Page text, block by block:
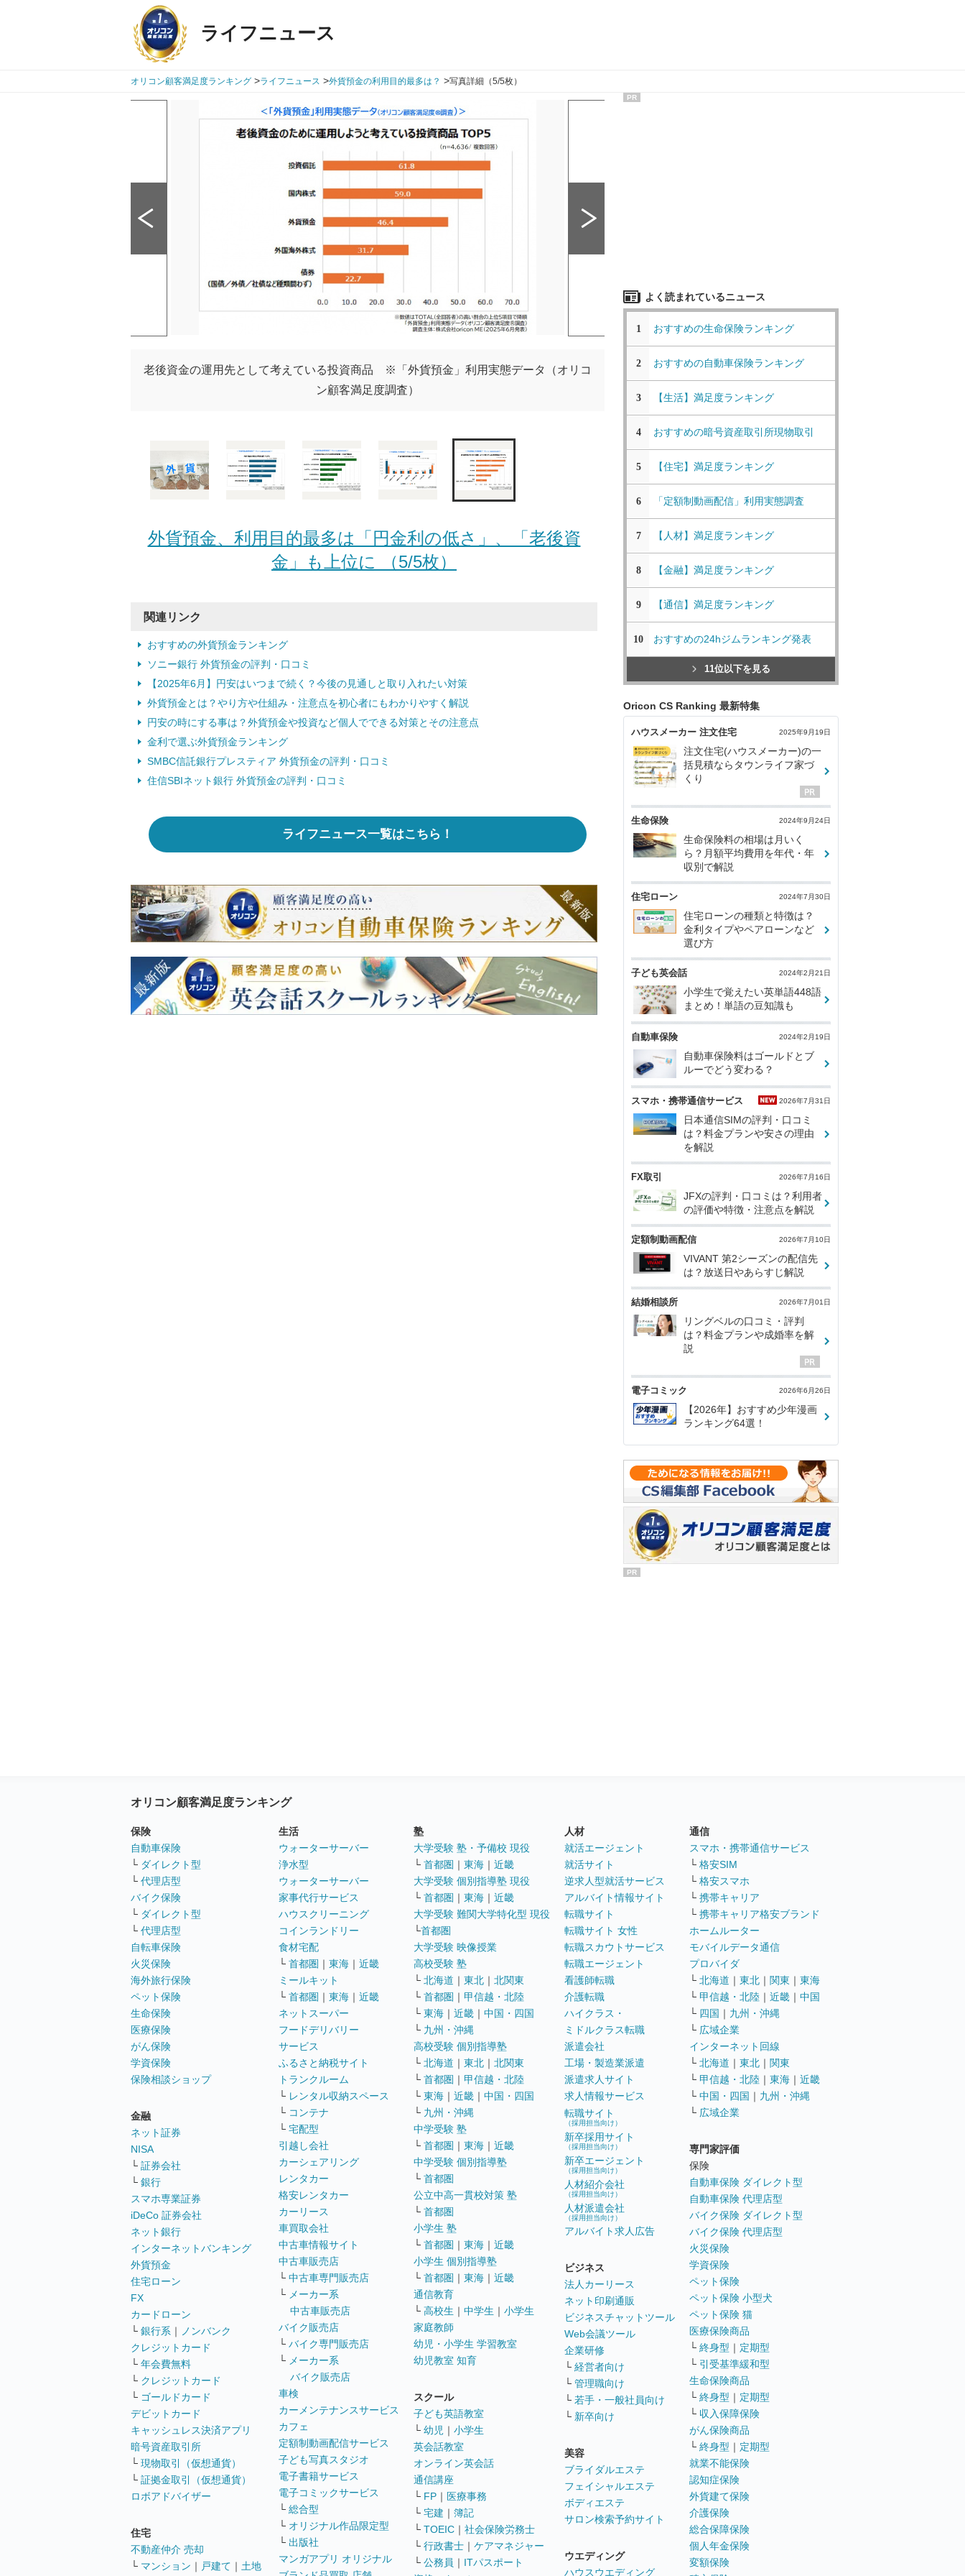
ライフニュース
オリコン顧客満足度ランキング >ライフニュース >外貨預金の利用目的最多は？ >写真詳細（5/5枚）
老後資金の運用先として考えている投資商品 ※「外貨預金」利用実態データ（オリコ
ン顧客満足度調査）
外貨預金、利用目的最多は「円金利の低さ」、「老後資
金」も上位に （5/5枚）
関連リンク
おすすめの外貨預金ランキング
ソニー銀行 外貨預金の評判・口コミ
【2025年6月】円安はいつまで続く？今後の見通しと取り入れたい対策
外貨預金とは？やり方や仕組み・注意点を初心者にもわかりやすく解説
円安の時にする事は？外貨預金や投資など個人でできる対策とその注意点
金利で選ぶ外貨預金ランキング
SMBC信託銀行プレスティア 外貨預金の評判・口コミ
住信SBIネット銀行 外貨預金の評判・口コミ
ライフニュース一覧はこちら！
PR
よく読まれているニュース
1 おすすめの生命保険ランキング
2 おすすめの自動車保険ランキング
3 【生活】満足度ランキング
4 おすすめの暗号資産取引所現物取引
5 【住宅】満足度ランキング
6 「定額制動画配信」利用実態調査
7 【人材】満足度ランキング
8 【金融】満足度ランキング
9 【通信】満足度ランキング
10 おすすめの24hジムランキング発表
11位以下を見る
Oricon CS Ranking 最新特集
ハウスメーカー 注文住宅 2025年9月19日
注文住宅(ハウスメーカー)の一
括見積ならタウンライフ家づ
くり
生命保険 2024年9月24日
生命保険料の相場は月いく
ら？月額平均費用を年代・年
収別で解説
住宅ローン 2024年7月30日
住宅ローンの種類と特徴は？
金利タイプやペアローンなど
選び方
子ども英会話 2024年2月21日
小学生で覚えたい英単語448語
まとめ！単語の豆知識も
自動車保険 2024年2月19日
自動車保険料はゴールドとブ
ルーでどう変わる？
スマホ・携帯通信サービス 2026年7月31日
日本通信SIMの評判・口コミ
は？料金プランや安さの理由
を解説
FX取引 2026年7月16日
JFXの評判・口コミは？利用者
の評価や特徴・注意点を解説
定額制動画配信 2026年7月10日
VIVANT 第2シーズンの配信先
は？放送日やあらすじ解説
結婚相談所 2026年7月01日
リングベルの口コミ・評判
は？料金プランや成婚率を解
説
電子コミック 2026年6月26日
【2026年】おすすめ少年漫画
ランキング64選！
PR
オリコン顧客満足度ランキング
保険
自動車保険
└ ダイレクト型
└ 代理店型
バイク保険
└ ダイレクト型
└ 代理店型
自転車保険
火災保険
海外旅行保険
ペット保険
生命保険
医療保険
がん保険
学資保険
保険相談ショップ
金融
ネット証券
NISA
└ 証券会社
└ 銀行
スマホ専業証券
iDeCo 証券会社
ネット銀行
インターネットバンキング
外貨預金
住宅ローン
FX
カードローン
└ 銀行系 ｜
ノンバンク
クレジットカード
└ 年会費無料
└ クレジットカード
└ ゴールドカード
デビットカード
キャッシュレス決済アプリ
暗号資産取引所
└ 現物取引（仮想通貨）
└ 証拠金取引（仮想通貨）
ロボアドバイザー
住宅
不動産仲介 売却
└ マンション ｜ 戸建て ｜ 土地
生活
ウォーターサーバー
浄水型
ウォーターサーバー
家事代行サービス
ハウスクリーニング
コインランドリー
食材宅配
└ 首都圏 ｜ 東海 ｜ 近畿
ミールキット
└ 首都圏 ｜ 東海 ｜ 近畿
ネットスーパー
フードデリバリー
サービス
ふるさと納税サイト
トランクルーム
└ レンタル収納スペース
└ コンテナ
└ 宅配型
引越し会社
カーシェアリング
レンタカー
格安レンタカー
カーリース
車買取会社
中古車情報サイト
中古車販売店
└ 中古車専門販売店
└ メーカー系
中古車販売店
バイク販売店
└ バイク専門販売店
└ メーカー系
バイク販売店
車検
カーメンテナンスサービス
カフェ
定額制動画配信サービス
子ども写真スタジオ
電子書籍サービス
電子コミックサービス
└ 総合型
└ オリジナル作品限定型
└ 出版社
マンガアプリ オリジナル
塾
大学受験 塾・予備校 現役
└ 首都圏 ｜ 東海 ｜ 近畿
大学受験 個別指導塾 現役
└ 首都圏 ｜ 東海 ｜ 近畿
大学受験 難関大学特化型 現役
└首都圏
大学受験 映像授業
高校受験 塾
└ 北海道 ｜ 東北 ｜ 北関東
└ 首都圏 ｜ 甲信越・北陸
└ 東海 ｜ 近畿 ｜ 中国・四国
└ 九州・沖縄
高校受験 個別指導塾
└ 北海道 ｜ 東北 ｜ 北関東
└ 首都圏 ｜ 甲信越・北陸
└ 東海 ｜ 近畿 ｜ 中国・四国
└ 九州・沖縄
中学受験 塾
└ 首都圏 ｜ 東海 ｜ 近畿
中学受験 個別指導塾
└ 首都圏
公立中高一貫校対策 塾
└ 首都圏
小学生 塾
└ 首都圏 ｜ 東海 ｜ 近畿
小学生 個別指導塾
└ 首都圏 ｜ 東海 ｜ 近畿
通信教育
└ 高校生 ｜ 中学生 ｜ 小学生
家庭教師
幼児・小学生 学習教室
幼児教室 知育
スクール
子ども英語教室
└ 幼児 ｜ 小学生
英会話教室
オンライン英会話
通信講座
└ FP ｜ 医療事務
└ 宅建 ｜ 簿記
└ TOEIC ｜ 社会保険労務士
└ 行政書士 ｜ ケアマネジャー
└ 公務員 ｜ ITパスポート
人材
就活エージェント
就活サイト
逆求人型就活サービス
アルバイト情報サイト
転職サイト
転職サイト 女性
転職スカウトサービス
転職エージェント
看護師転職
介護転職
ハイクラス・
ミドルクラス転職
派遣会社
工場・製造業派遣
派遣求人サイト
求人情報サービス
転職サイト
（採用担当向け）
新卒採用サイト
（採用担当向け）
新卒エージェント
（採用担当向け）
人材紹介会社
（採用担当向け）
人材派遣会社
（採用担当向け）
アルバイト求人広告
ビジネス
法人カーリース
ネット印刷通販
ビジネスチャットツール
Web会議ツール
企業研修
└ 経営者向け
└ 管理職向け
└ 若手・一般社員向け
└ 新卒向け
美容
ブライダルエステ
フェイシャルエステ
ボディエステ
サロン検索予約サイト
ウエディング
ハウスウエディング
通信
スマホ・携帯通信サービス
└ 格安SIM
└ 格安スマホ
└ 携帯キャリア
└ 携帯キャリア格安ブランド
ホームルーター
モバイルデータ通信
プロバイダ
└ 北海道 ｜ 東北 ｜ 関東 ｜ 東海
└ 甲信越・北陸 ｜ 近畿 ｜ 中国
└ 四国 ｜ 九州・沖縄
└ 広域企業
インターネット回線
└ 北海道 ｜ 東北 ｜ 関東
└ 甲信越・北陸 ｜ 東海 ｜ 近畿
└ 中国・四国 ｜ 九州・沖縄
└ 広域企業
専門家評価
保険
自動車保険 ダイレクト型
自動車保険 代理店型
バイク保険 ダイレクト型
バイク保険 代理店型
火災保険
学資保険
ペット保険
ペット保険 小型犬
ペット保険 猫
医療保険商品
└ 終身型 ｜ 定期型
└ 引受基準緩和型
生命保険商品
└ 終身型 ｜ 定期型
└ 収入保障保険
がん保険商品
└ 終身型 ｜ 定期型
就業不能保険
認知症保険
外貨建て保険
介護保険
総合保障保険
個人年金保険
変額保険